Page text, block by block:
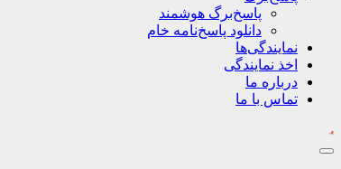
پاسخ‌برگ‌ هوشمند
دانلود پاسخ‌نامه خام
نمایندگی‌ها
اخذ نمایندگی
درباره ما
تماس با ما